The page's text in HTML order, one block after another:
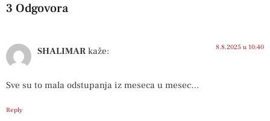
3 Odgovora
SHALIMAR kaže: 8.8.2025 u 10:40
Sve su to mala odstupanja iz meseca u mesec…
Reply